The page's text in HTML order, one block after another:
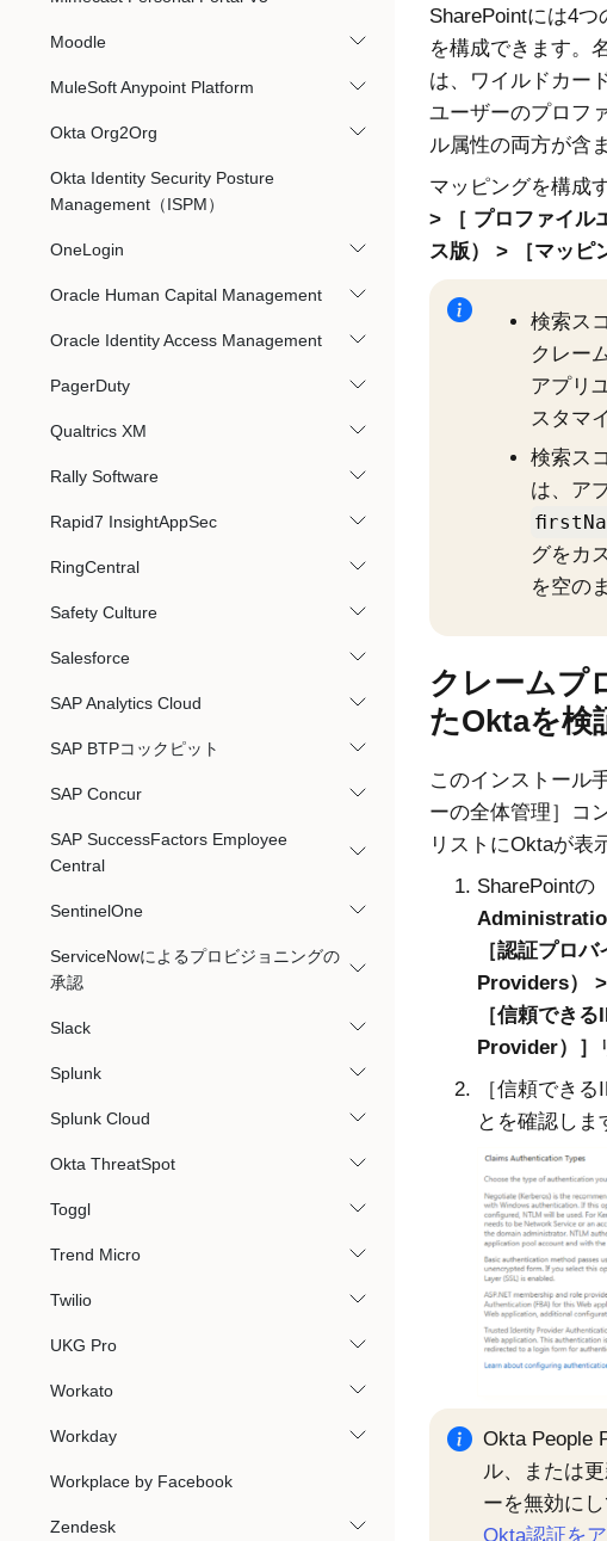
Moodle
MuleSoft Anypoint Platform
Okta Org2Org
Okta Identity Security Posture
Management（ISPM）
OneLogin
Oracle Human Capital Management
Oracle Identity Access Management
PagerDuty
Qualtrics XM
Rally Software
Rapid7 InsightAppSec
RingCentral
Safety Culture
Salesforce
SAP Analytics Cloud
SAP BTPコックピット
SAP Concur
SAP SuccessFactors Employee
Central
SentinelOne
ServiceNowによるプロビジョニングの
承認
Slack
Splunk
Splunk Cloud
Okta ThreatSpot
Toggl
Trend Micro
Twilio
UKG Pro
Workato
Workday
Workplace by Facebook
Zendesk
SharePointには4つ
を構成できます。
は、ワイルドカー
ユーザーのプロフ
ル属性の両方が含
マッピングを構成
プロファイル
ス版）
マッピ
検索ス
クレー
アプリ
スタマ
検索ス
は、ア
グをカ
を空の
クレームプ
たOktaを検
このインストール
ーの全体管理］コ
リストにOktaが表
SharePointの
認証プロ
Providers）
信頼できる
Provider）
［信頼でき
とを確認しま
Okta People
ル、または
ーを無効に
Okta認証を